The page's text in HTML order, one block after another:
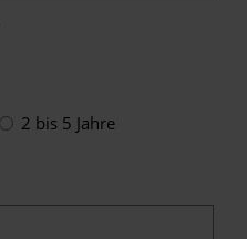
2 bis 5 Jahre